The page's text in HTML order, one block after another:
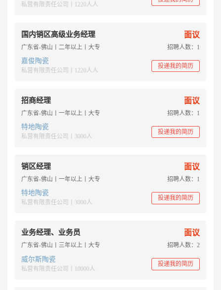
私营有限责任公司丨1220人人
国内销区高级业务经理 面议
广东省-佛山丨二年以上丨大专 招聘人数：1
嘉俊陶瓷
私营有限责任公司丨1220人人
投递我的简历
招商经理 面议
广东省-佛山丨一年以上丨大专 招聘人数：1
特地陶瓷
私营有限责任公司丨3000人
投递我的简历
销区经理 面议
广东省-佛山丨一年以上丨大专 招聘人数：1
特地陶瓷
私营有限责任公司丨3000人
投递我的简历
业务经理、业务员 面议
广东省-佛山丨三年以上丨大专 招聘人数：2
威尔斯陶瓷
私营有限责任公司丨10000人
投递我的简历